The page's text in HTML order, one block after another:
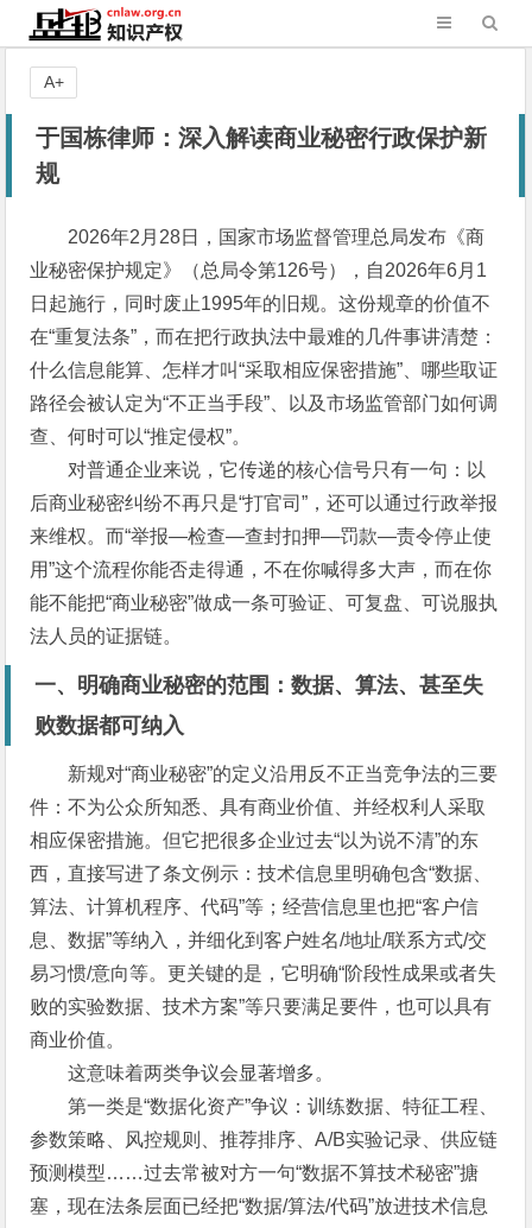
于国栋律师：深入解读商业秘密行政保护新
规
2026年2月28日，国家市场监督管理总局发布《商
业秘密保护规定》（总局令第126号），自2026年6月1
日起施行，同时废止1995年的旧规。这份规章的价值不
在“重复法条”，而在把行政执法中最难的几件事讲清楚：
什么信息能算、怎样才叫“采取相应保密措施”、哪些取证
路径会被认定为“不正当手段”、以及市场监管部门如何调
查、何时可以“推定侵权”。
对普通企业来说，它传递的核心信号只有一句：以
后商业秘密纠纷不再只是“打官司”，还可以通过行政举报
来维权。而“举报—检查—查封扣押—罚款—责令停止使
用”这个流程你能否走得通，不在你喊得多大声，而在你
能不能把“商业秘密”做成一条可验证、可复盘、可说服执
法人员的证据链。
一、明确商业秘密的范围：数据、算法、甚至失
败数据都可纳入
新规对“商业秘密”的定义沿用反不正当竞争法的三要
件：不为公众所知悉、具有商业价值、并经权利人采取
相应保密措施。但它把很多企业过去“以为说不清”的东
西，直接写进了条文例示：技术信息里明确包含“数据、
算法、计算机程序、代码”等；经营信息里也把“客户信
息、数据”等纳入，并细化到客户姓名/地址/联系方式/交
易习惯/意向等。更关键的是，它明确“阶段性成果或者失
败的实验数据、技术方案”等只要满足要件，也可以具有
商业价值。
这意味着两类争议会显著增多。
第一类是“数据化资产”争议：训练数据、特征工程、
参数策略、风控规则、推荐排序、A/B实验记录、供应链
预测模型……过去常被对方一句“数据不算技术秘密”搪
塞，现在法条层面已经把“数据/算法/代码”放进技术信息
A+